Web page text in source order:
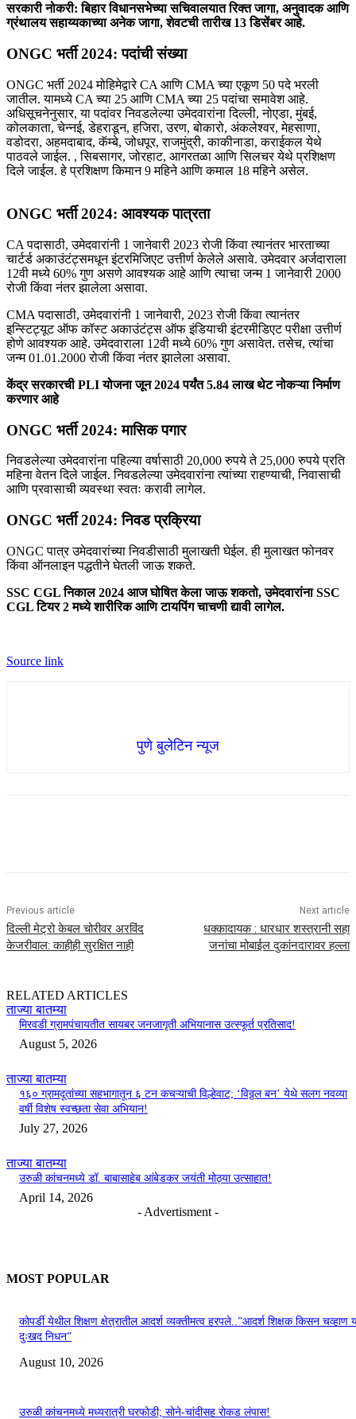
सरकारी नोकरी: बिहार विधानसभेच्या सचिवालयात रिक्त जागा, अनुवादक आणि
ग्रंथालय सहाय्यकाच्या अनेक जागा, शेवटची तारीख 13 डिसेंबर आहे.
ONGC भर्ती 2024: पदांची संख्या
ONGC भर्ती 2024 मोहिमेद्वारे CA आणि CMA च्या एकूण 50 पदे भरली
जातील. यामध्ये CA च्या 25 आणि CMA च्या 25 पदांचा समावेश आहे.
अधिसूचनेनुसार, या पदांवर निवडलेल्या उमेदवारांना दिल्ली, नोएडा, मुंबई,
कोलकाता, चेन्नई, डेहराडून, हजिरा, उरण, बोकारो, अंकलेश्वर, मेहसाणा,
वडोदरा, अहमदाबाद, कॅम्बे, जोधपूर, राजमुंद्री, काकीनाडा, कराईकल येथे
पाठवले जाईल. , सिबसागर, जोरहाट, आगरतळा आणि सिलचर येथे प्रशिक्षण
दिले जाईल. हे प्रशिक्षण किमान 9 महिने आणि कमाल 18 महिने असेल.
ONGC भर्ती 2024: आवश्यक पात्रता
CA पदासाठी, उमेदवारांनी 1 जानेवारी 2023 रोजी किंवा त्यानंतर भारताच्या
चार्टर्ड अकाउंटंट्समधून इंटरमिजिएट उत्तीर्ण केलेले असावे. उमेदवार अर्जदाराला
12वी मध्ये 60% गुण असणे आवश्यक आहे आणि त्याचा जन्म 1 जानेवारी 2000
रोजी किंवा नंतर झालेला असावा.
CMA पदासाठी, उमेदवारांनी 1 जानेवारी, 2023 रोजी किंवा त्यानंतर
इन्स्टिट्यूट ऑफ कॉस्ट अकाउंटंट्स ऑफ इंडियाची इंटरमीडिएट परीक्षा उत्तीर्ण
होणे आवश्यक आहे. उमेदवाराला 12वी मध्ये 60% गुण असावेत. तसेच, त्यांचा
जन्म 01.01.2000 रोजी किंवा नंतर झालेला असावा.
केंद्र सरकारची PLI योजना जून 2024 पर्यंत 5.84 लाख थेट नोकऱ्या निर्माण
करणार आहे
ONGC भर्ती 2024: मासिक पगार
निवडलेल्या उमेदवारांना पहिल्या वर्षासाठी 20,000 रुपये ते 25,000 रुपये प्रति
महिना वेतन दिले जाईल. निवडलेल्या उमेदवारांना त्यांच्या राहण्याची, निवासाची
आणि प्रवासाची व्यवस्था स्वतः करावी लागेल.
ONGC भर्ती 2024: निवड प्रक्रिया
ONGC पात्र उमेदवारांच्या निवडीसाठी मुलाखती घेईल. ही मुलाखत फोनवर
किंवा ऑनलाइन पद्धतीने घेतली जाऊ शकते.
SSC CGL निकाल 2024 आज घोषित केला जाऊ शकतो, उमेदवारांना SSC
CGL टियर 2 मध्ये शारीरिक आणि टायपिंग चाचणी द्यावी लागेल.
Source link
पुणे बुलेटिन न्यूज
Previous article
दिल्ली मेट्रो केबल चोरीवर अरविंद
केजरीवाल: काहीही सुरक्षित नाही
Next article
धक्कादायक : धारधार शस्त्रानी सहा
जनांचा मोबाईल दुकांनदारावर हल्ला
RELATED ARTICLES
ताज्या बातम्या
मिरवडी ग्रामपंचायतीत सायबर जनजागृती अभियानास उत्स्फूर्त प्रतिसाद!
August 5, 2026
ताज्या बातम्या
१६० ग्रामदूतांच्या सहभागातून ६ टन कचऱ्याची विल्हेवाट; ‘विठ्ठल बन’ येथे सलग नवव्या
वर्षी विशेष स्वच्छता सेवा अभियान!
July 27, 2026
ताज्या बातम्या
उरुळी कांचनमध्ये डॉ. बाबासाहेब आंबेडकर जयंती मोठ्या उत्साहात!
April 14, 2026
- Advertisment -
MOST POPULAR
कोपर्डी येथील शिक्षण क्षेत्रातील आदर्श व्यक्तीमत्व हरपले..”आदर्श शिक्षक किसन चव्हाण
दुःखद निधन”
August 10, 2026
उरुळी कांचनमध्ये मध्यरात्री घरफोडी; सोने-चांदीसह रोकड लंपास!